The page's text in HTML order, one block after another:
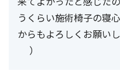
うくらい施術椅子の寝
からもよろしくお願い
）